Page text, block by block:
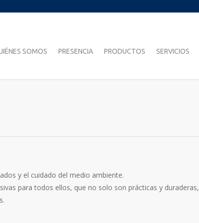
SOMOS PRESENCIA PRODUCTOS SERVICIOS
y el cuidado del medio ambiente.
para todos ellos, que no solo son prácticas y duraderas,